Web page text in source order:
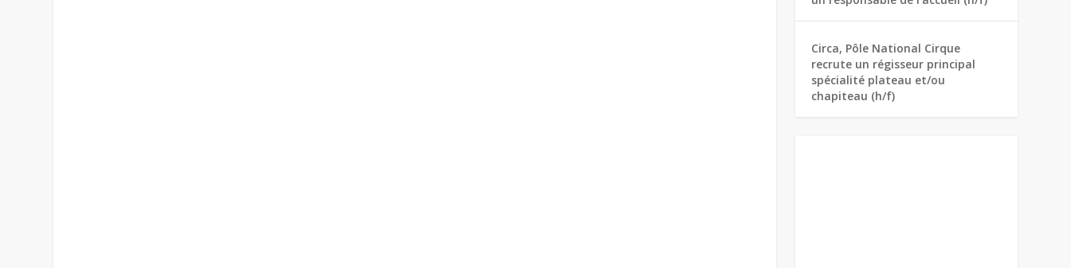
Circa, Pôle National Cirque
recrute un régisseur principal
spécialité plateau et/ou
chapiteau (h/f)